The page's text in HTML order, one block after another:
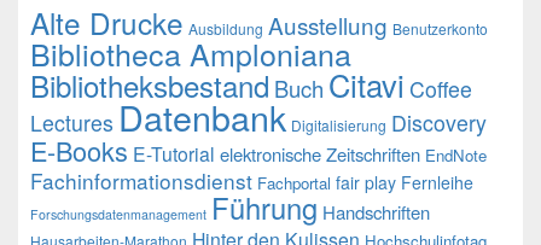
Alte Drucke Ausbildung Ausstellung Benutzerkonto
Bibliotheca Amploniana
Bibliotheksbestand Buch Citavi Coffee
Lectures Datenbank Digitalisierung Discovery
E-Books E-Tutorial elektronische Zeitschriften EndNote
Fachinformationsdienst Fachportal fair play Fernleihe
Forschungsdatenmanagement Führung Handschriften
Hausarbeiten-Marathon